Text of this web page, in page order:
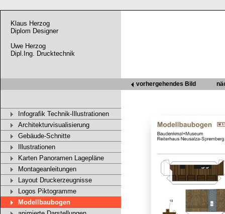
Klaus Herzog
Diplom Designer
Uwe Herzog
Dipl.Ing. Drucktechnik
vorhergehendes Bild
Infografik Technik-Illustrationen
Architekturvisualisierung
Gebäude-Schnitte
Illustrationen
Karten Panoramen Lagepläne
Montageanleitungen
Layout Druckerzeugnisse
Logos Piktogramme
Modellbaubogen